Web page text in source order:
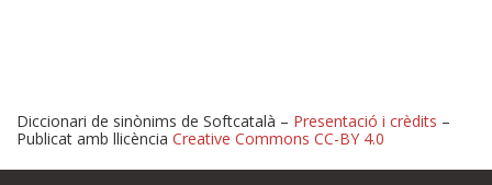
Diccionari de sinònims de Softcatalà – Presentació i crèdits –
Publicat amb llicència Creative Commons CC-BY 4.0